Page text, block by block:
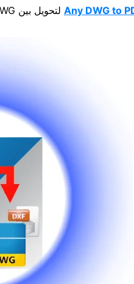
لتحويل بين DWG و PDF من رابط مباشر.برنامج بسيط للتحويل بين DWG و PDF.